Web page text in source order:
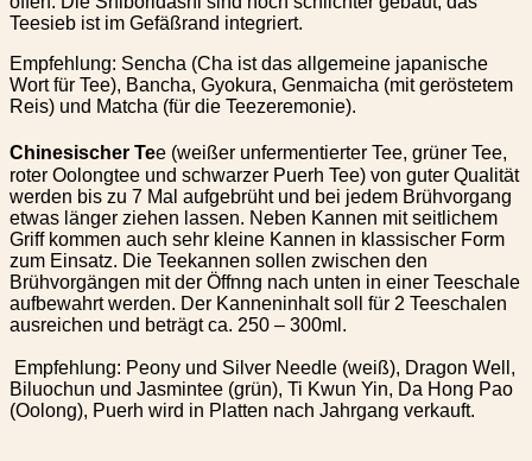
Teesieb ist im Gefäßrand integriert.
Empfehlung: Sencha (Cha ist das allgemeine japanische
Wort für Tee), Bancha, Gyokura, Genmaicha (mit geröstetem
Reis) und Matcha (für die Teezeremonie).
Chinesischer Tee (weißer unfermentierter Tee, grüner Tee,
roter Oolongtee und schwarzer Puerh Tee) von guter Qualität
werden bis zu 7 Mal aufgebrüht und bei jedem Brühvorgang
etwas länger ziehen lassen. Neben Kannen mit seitlichem
Griff kommen auch sehr kleine Kannen in klassischer Form
zum Einsatz. Die Teekannen sollen zwischen den
Brühvorgängen mit der Öffnng nach unten in einer Teeschale
aufbewahrt werden. Der Kanneninhalt soll für 2 Teeschalen
ausreichen und beträgt ca. 250 – 300ml.
Empfehlung: Peony und Silver Needle (weiß), Dragon Well,
Biluochun und Jasmintee (grün), Ti Kwun Yin, Da Hong Pao
(Oolong), Puerh wird in Platten nach Jahrgang verkauft.